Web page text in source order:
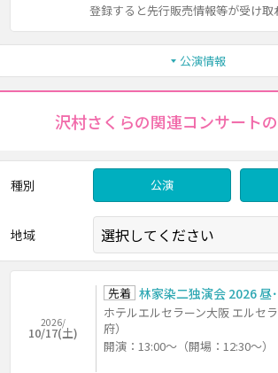
登録すると先行販売情報等が受け取
公演情報
沢村さくらの関連コンサート
種別 公演
地域
2026/
10/17(土)
先着 林家染二独演会 2026 昼
ホテルエルセラーン大阪 エルセ
府）
開演：13:00～（開場：12:30～）